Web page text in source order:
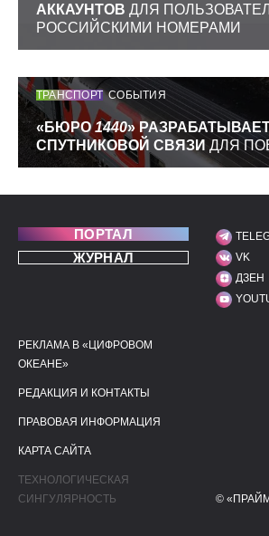
АККАУНТОВ ДЛЯ
РОССИЙСКИМИ НОМЕРАМИ
ТРАНСПОРТ СОБЫТИЯ
«БЮРО1440»
СПУТНИКОВОЙ СВЯЗИ ДЛЯ
ПОРТАЛ
ЖУРНАЛ
МЫ В
VK
ДЗЕН
ПОЛЕЗНЫЕ ССЫЛКИ
РЕКЛАМА В «ЦИФРОВОМ
ОКЕАНЕ»
РЕДАКЦИЯ И КОНТАКТЫ
ПРАВОВАЯ ИНФОРМАЦИЯ
КАРТА САЙТА
ТЕХНОЛОГИЧЕСКАЯ
СИНГУЛЯРНОСТЬ
©